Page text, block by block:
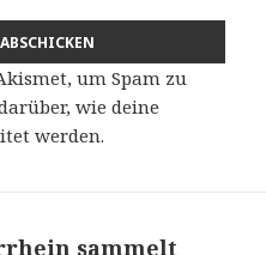
um Spam zu
wie deine
werden.
sammelt